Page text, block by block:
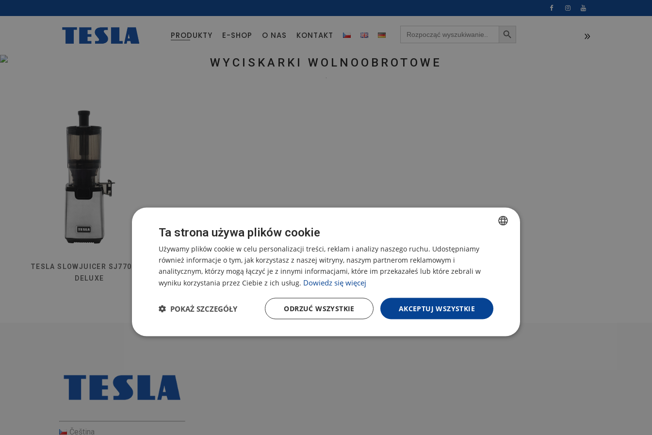
PRODUKTY E-SHOP O NAS KONTAKT
Search
for:
Search Button
WYCISKARKI WOLNOOBROTOWE
.
TESLA SLOWJUICER SJ770 XXL
DELUXE
Čeština
Ta strona używa plików cookie
Używamy plików cookie w celu personalizacji treści, reklam i analizy naszego ruchu. Udostępniamy
również informacje o tym, jak korzystasz z naszej witryny, naszym partnerom reklamowym i
analitycznym, którzy mogą łączyć je z innymi informacjami, które im przekazałeś lub które zebrali w
wyniku korzystania przez Ciebie z ich usług. Dowiedz się więcej
AKCEPTUJ WSZYSTKIE
ODRZUĆ WSZYSTKIE
POKAŻ SZCZEGÓŁY